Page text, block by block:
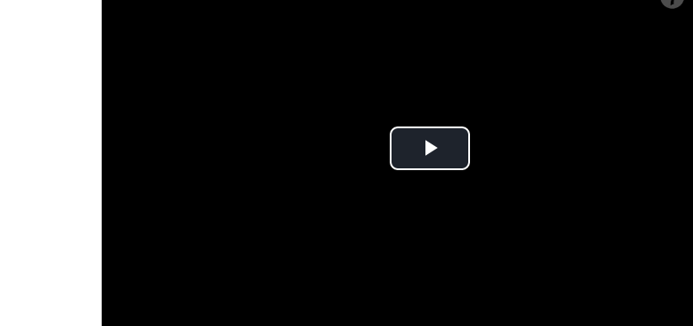
Esita